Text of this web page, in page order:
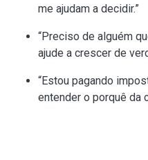
me ajudam a decidir.”
“Preciso de alguém
ajude a crescer de
“Estou pagando
entender o porquê da